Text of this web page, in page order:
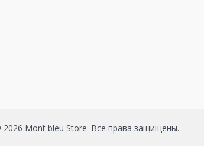
Mont bleu Store. Все права защищены.